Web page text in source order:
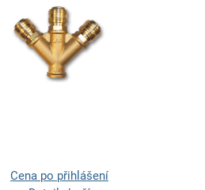
Cena po přihlášení